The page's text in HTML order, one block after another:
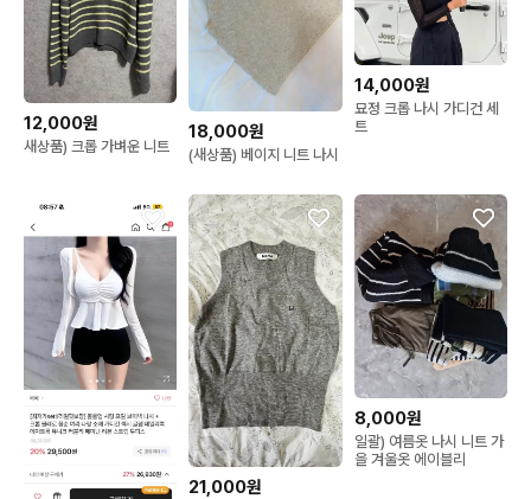
12,000원
새상품) 크롭 가벼운 니트
18,000원
(새상품) 베이지 니트 나시
14,000원
묘정 크롭 나시 가디건 세
트
21,000원
8,000원
일괄) 여름옷 나시 니트 가
을 겨울옷 에이블리